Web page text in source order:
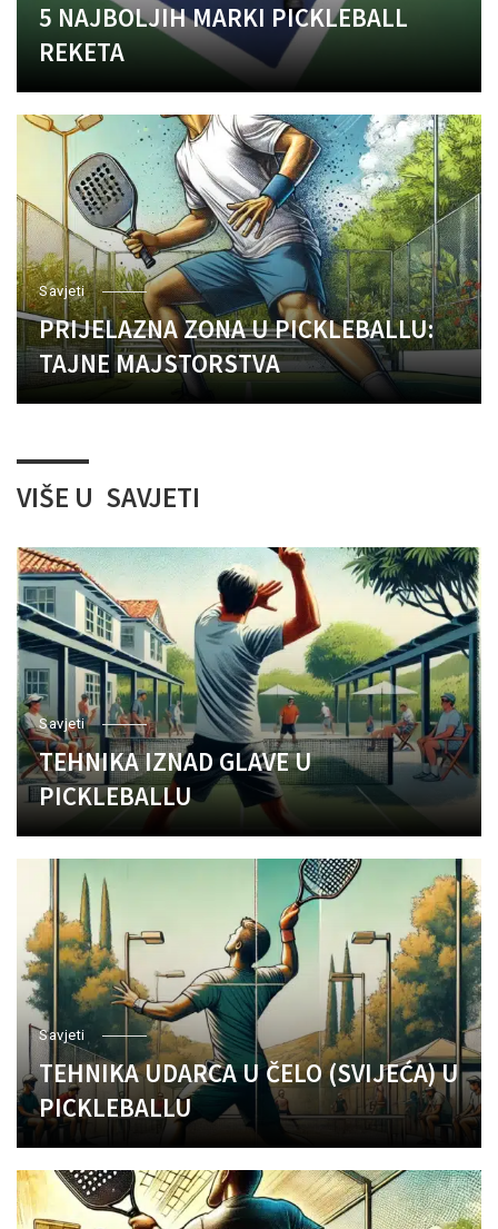
5 NAJBOLJIH MARKI PICKLEBALL
REKETA
Savjeti
PRIJELAZNA ZONA U PICKLEBALLU:
TAJNE MAJSTORSTVA
VIŠE U SAVJETI
Savjeti
TEHNIKA IZNAD GLAVE U
PICKLEBALLU
Savjeti
TEHNIKA UDARCA U ČELO (SVIJEĆA) U
PICKLEBALLU